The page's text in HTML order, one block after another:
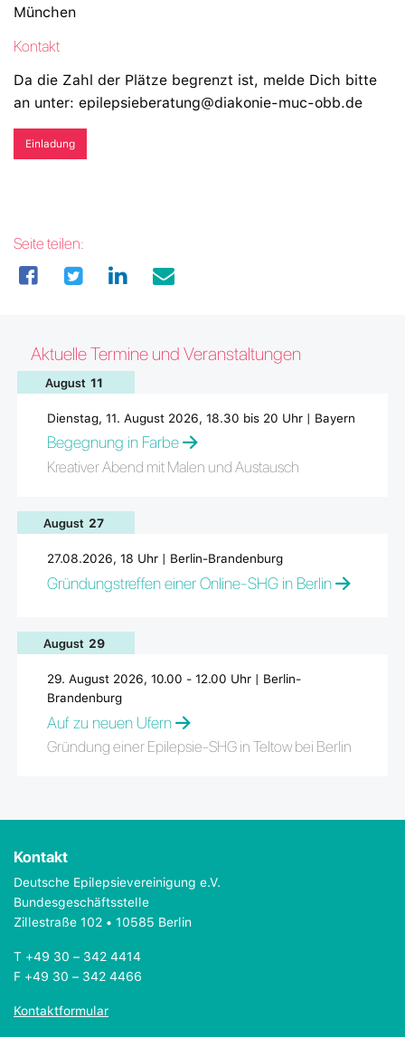
München
Kontakt
Da die Zahl der Plätze begrenzt ist, melde Dich bitte
an unter: epilepsieberatung@diakonie-muc-obb.de
Einladung
Seite teilen:
Aktuelle Termine und Veranstaltungen
August 11
Dienstag, 11. August 2026, 18.30 bis 20 Uhr | Bayern
Begegnung in Farbe
Kreativer Abend mit Malen und Austausch
August 27
27.08.2026, 18 Uhr | Berlin-Brandenburg
Gründungstreffen einer Online-SHG in Berlin
August 29
29. August 2026, 10.00 - 12.00 Uhr | Berlin-
Brandenburg
Auf zu neuen Ufern
Gründung einer Epilepsie-SHG in Teltow bei Berlin
Kontakt
Deutsche Epilepsievereinigung e.V.
Bundesgeschäftsstelle
Zillestraße 102 • 10585 Berlin
T +49 30 – 342 4414
F +49 30 – 342 4466
Kontaktformular